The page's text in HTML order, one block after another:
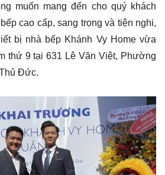
muốn mang đến cho quý khách
cao cấp, sang trọng và tiện nghi,
bị nhà bếp Khánh Vy Home vừa
thứ 9 tại 631 Lê Văn Việt, Phường
Đức.